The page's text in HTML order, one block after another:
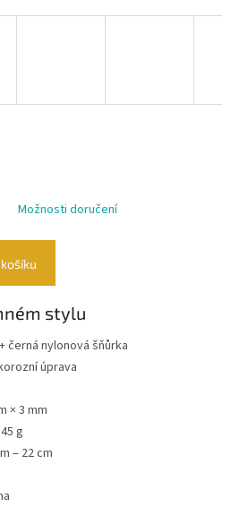
Možnosti doručení
stylu
černá nylonová šňůrka
úprava
× 3 mm
g
– 22 cm